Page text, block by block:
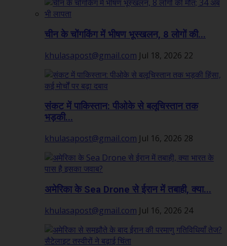
चीन के चोंगकिंग में भीषण भूस्खलन, 8 लोगों की...
khulasapost@gmail.com Jul 18, 2026 22
संकट में पाकिस्तान: पीओके से बलूचिस्तान तक
भड़की...
khulasapost@gmail.com Jul 16, 2026 28
अमेरिका के Sea Drone से ईरान में तबाही, क्या...
khulasapost@gmail.com Jul 16, 2026 24